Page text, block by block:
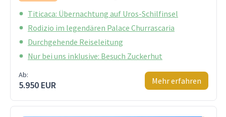
Titicaca: Übernachtung auf Uros-Schilfinsel
Rodizio im legendären Palace Churrascaria
Durchgehende Reiseleitung
Nur bei uns inklusive: Besuch Zuckerhut
Ab:
5.950 EUR Mehr erfahren